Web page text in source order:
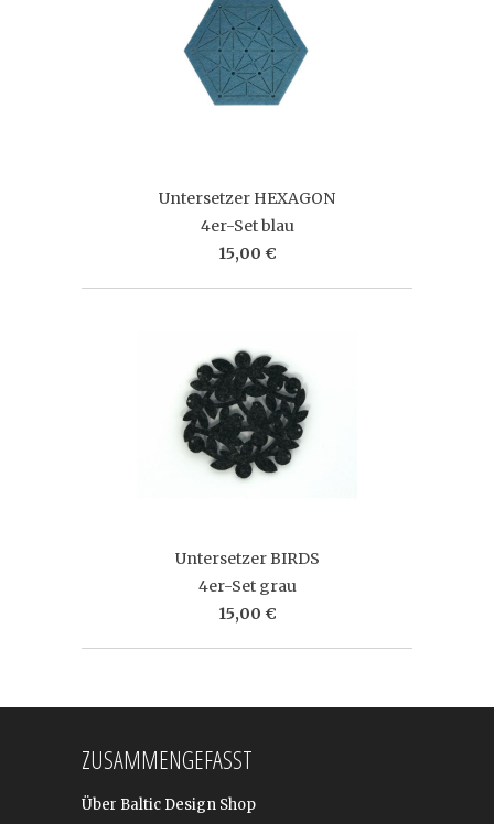
Untersetzer HEXAGON
4er-Set blau
15,00 €
Untersetzer BIRDS
4er-Set grau
15,00 €
ZUSAMMENGEFASST
Über Baltic Design Shop